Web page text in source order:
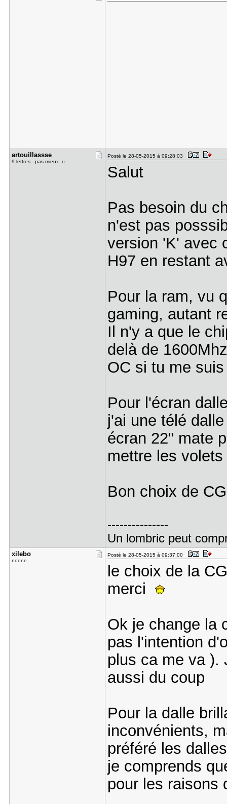
artouillas​sse
9 lettres...pas mieux :o
Posté le 28-05-2015 à 09:28:03
Salut
Pas besoin du
n'est pas
version 'K' avec
H97 en restant
Pour la ram, vu
gaming, autant
Il n'y a que le
delà de
OC si tu me
Pour l'écran
j'ai une télé
écran 22" mate
mettre les
Bon choix de
---------------
Un lombric peut
xilebo
noone
Posté le 28-05-2015 à 09:37:00
le choix de la
merci
Ok je change la
pas l'intention
plus ca me va ).
aussi du coup
Pour la dalle
inconvénients,
préféré les
je comprends
pour les raisons